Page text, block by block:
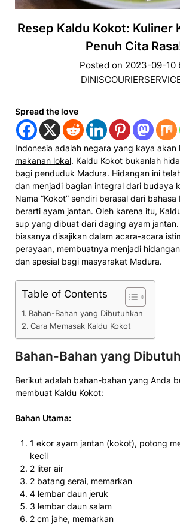
Resep Kaldu Kokot: Kuliner
Penuh Cita
Posted on 2023-09-10
Spread the love
Indonesia adalah negara yang kaya akan
makanan lokal. Kaldu Kokot bukanlah
bagi penduduk Madura. Hidangan ini
dan menjadi bagian integral dari budaya
Nama “Kokot” sendiri berasal dari
berarti ayam jantan. Oleh karena itu,
sup yang dibuat dari daging ayam
biasanya disajikan dalam acara-acara
perayaan, membuatnya menjadi
dan spesial bagi masyarakat Madura.
Table of Contents
Bahan-Bahan yang Dibutuhkan
Cara Memasak Kaldu Kokot
Bahan-Bahan yang
Berikut adalah bahan-bahan yang Anda
membuat Kaldu Kokot:
Bahan Utama:
1 ekor ayam jantan (kokot), potong
kecil
2 liter air
2 batang serai, memarkan
4 lembar daun jeruk
3 lembar daun salam
2 cm jahe, memarkan